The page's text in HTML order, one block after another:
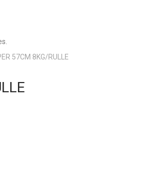
57CM 8KG/RULLE